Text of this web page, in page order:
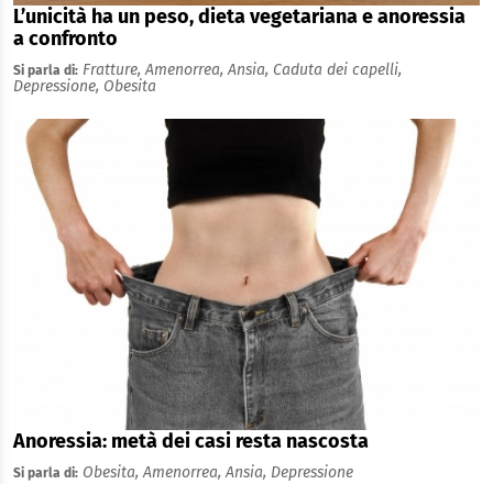
L’unicità ha un peso, dieta vegetariana e anoressia
a confronto
Si parla di: Fratture,Amenorrea,Ansia, Caduta dei capelli,
Depressione, Obesita
Anoressia: metà dei casi resta nascosta
Si parla di: Obesita,Amenorrea,Ansia, Depressione